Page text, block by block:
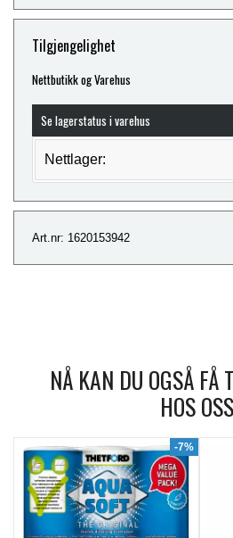
Tilgjengelighet
Nettbutikk og Varehus
Se lagerstatus i varehus
Nettlager:
Art.nr: 1620153942
NÅ KAN DU OGSÅ FÅ
HOS
-7%